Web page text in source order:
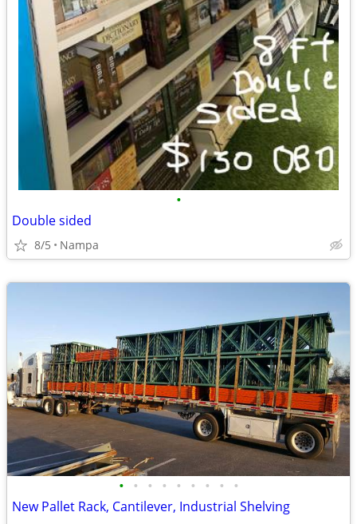
•
Double sided
8/5 Nampa
• • • • • • • • •
New Pallet Rack, Cantilever, Industrial Shelving